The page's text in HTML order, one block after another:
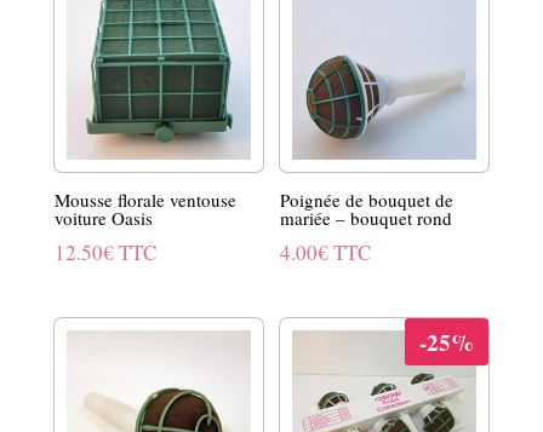
30.00€.20.00€.
Mousse florale ventouse
voiture Oasis
12.50€TTC
Poignée de bouquet de
mariée – bouquet rond
4.00€TTC
-25%